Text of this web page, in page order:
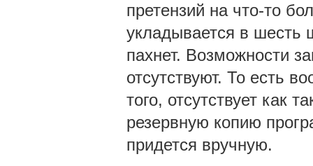
претензий на что-то
укладывается в шесть
пахнет. Возможности
отсутствуют. То есть
того, отсутствует как
резервную копию
придется вручную.